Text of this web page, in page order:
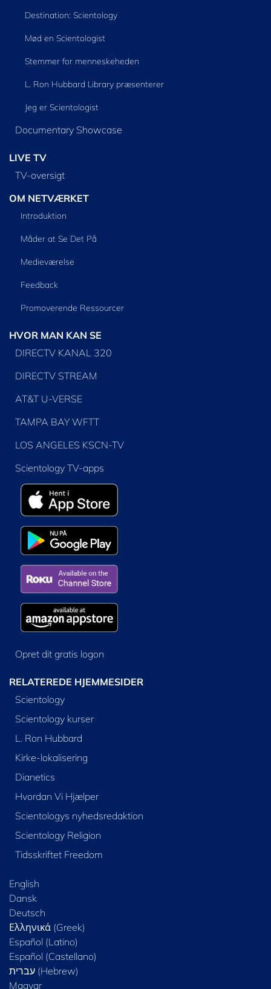
Destination: Scientology
Mød en Scientologist
Stemmer for menneskeheden
L. Ron Hubbard Library præsenterer
Jeg er Scientologist
Documentary Showcase
LIVE TV
TV-oversigt
OM NETVÆRKET
Introduktion
Måder at Se Det På
Medieværelse
Feedback
Promoverende Ressourcer
HVOR MAN KAN SE
DIRECTV KANAL 320
DIRECTV STREAM
AT&T U-VERSE
TAMPA BAY WFTT
LOS ANGELES KSCN-TV
Scientology TV-apps
Opret dit gratis logon
RELATEREDE HJEMMESIDER
Scientology
Scientology kurser
L. Ron Hubbard
Kirke-lokalisering
Dianetics
Hvordan Vi Hjælper
Scientologys nyhedsredaktion
Scientology Religion
Tidsskriftet Freedom
English
Dansk
Deutsch
Ελληνικά (Greek)
Español (Latino)
Español (Castellano)
Magyar